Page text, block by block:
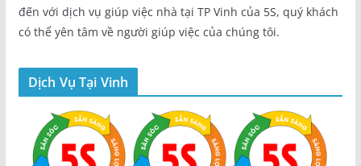
đến với dịch vụ giúp việc nhà tại TP Vinh của 5S, quý khách
có thể yên tâm về người giúp việc của chúng tôi.
Dịch Vụ Tại Vinh